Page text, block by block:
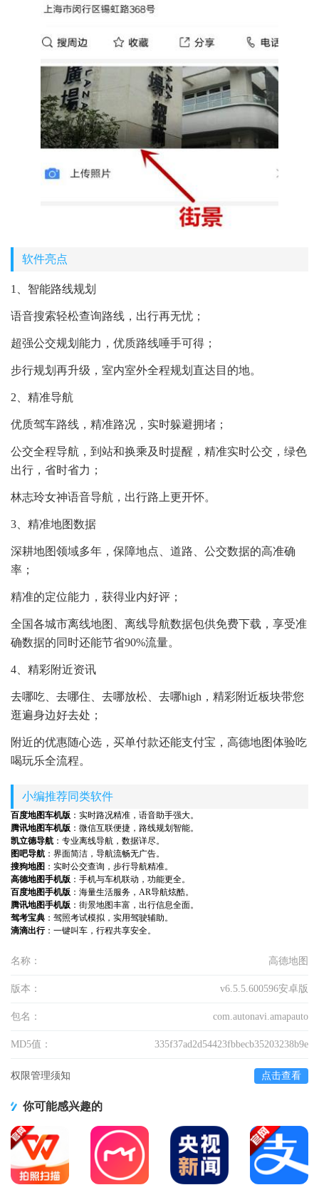
软件亮点
1、智能路线规划
语音搜索轻松查询路线，出行再无忧；
超强公交规划能力，优质路线唾手可得；
步行规划再升级，室内室外全程规划直达目的地。
2、精准导航
优质驾车路线，精准路况，实时躲避拥堵；
公交全程导航，到站和换乘及时提醒，精准实时公交，绿色
出行，省时省力；
林志玲女神语音导航，出行路上更开怀。
3、精准地图数据
深耕地图领域多年，保障地点、道路、公交数据的高准确
率；
精准的定位能力，获得业内好评；
全国各城市离线地图、离线导航数据包供免费下载，享受准
确数据的同时还能节省90%流量。
4、精彩附近资讯
去哪吃、去哪住、去哪放松、去哪high，精彩附近板块带您
逛遍身边好去处；
附近的优惠随心选，买单付款还能支付宝，高德地图体验吃
喝玩乐全流程。
小编推荐同类软件
百度地图车机版 ：实时路况精准，语音助手强大。
腾讯地图车机版 ：微信互联便捷，路线规划智能。
凯立德导航 ：专业离线导航，数据详尽。
图吧导航 ：界面简洁，导航流畅无广告。
搜狗地图 ：实时公交查询，步行导航精准。
高德地图手机版 ：手机与车机联动，功能更全。
百度地图手机版 ：海量生活服务，AR导航炫酷。
腾讯地图手机版 ：街景地图丰富，出行信息全面。
驾考宝典 ：驾照考试模拟，实用驾驶辅助。
滴滴出行：一键叫车，行程共享安全。
名称： 高德地图
版本： v6.5.5.600596安卓版
包名： com.autonavi.amapauto
MD5值： 335f37ad2d54423fbbecb35203238b9e
权限管理须知 点击查看
你可能感兴趣的